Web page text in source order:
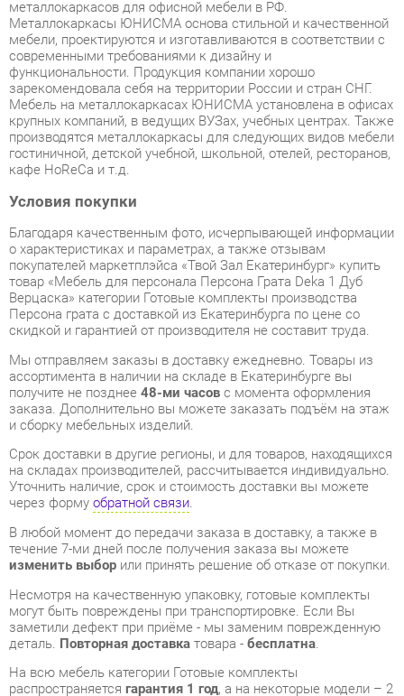
функциональности. Продукция компании хорошо
зарекомендовала себя на территории России и стран СНГ.
Мебель на металлокаркасах ЮНИСМА установлена в офисах
крупных компаний, в ведущих ВУЗах, учебных центрах. Также
производятся металлокаркасы для следующих видов мебели
гостиничной, детской учебной, школьной, отелей, ресторанов,
кафе HoReCa и т.д.
Условия покупки
Благодаря качественным фото, исчерпывающей информации
о характеристиках и параметрах, а также отзывам
товар «Мебель для персонала Персона Грата Deka 1 Дуб
Персона грата с доставкой из Екатеринбурга по цене со
скидкой и гарантией от производителя не составит труда.
Мы отправляем заказы в доставку ежедневно. Товары из
ассортимента в наличии на складе в Екатеринбурге вы
получите не позднее48-ми часовс момента оформления
заказа. Дополнительно вы можете заказать подъём на этаж
и сборку мебельных изделий.
Срок доставки в другие регионы, и для товаров, находящихся
на складах производителей, рассчитывается индивидуально.
Уточнить наличие, срок и стоимость доставки вы можете
через формуобратной связи.
В любой момент до передачи заказа в доставку, а также в
течение 7-ми дней после получения заказа вы можете
изменить выборили принять решение об отказе от покупки.
Несмотря на качественную упаковку, готовые комплекты
заметили дефект при приёме - мы заменим поврежденную
деталь.Повторная доставкатовара -бесплатна.
распространяетсягарантия 1 год, а на некоторые модели – 2
года с момента приобретения.
Мебель для персонала Персона Грата Deka 1 Дуб Верцаска
- это качественное изделие производства
соответствующее современному государственному
стандарту.